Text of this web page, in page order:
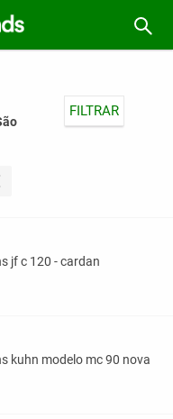
FILTRAR
jf c 120 - cardan
kuhn modelo mc 90 nova